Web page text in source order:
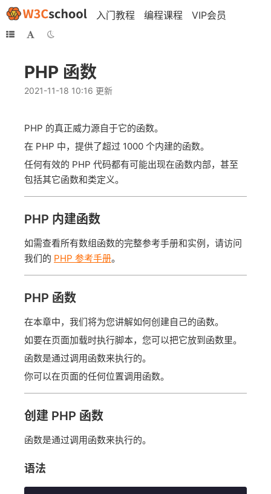
入门教程 编程课程 VIP会员
PHP 函数
2021-11-18 10:16 更新
PHP 的真正威力源自于它的函数。
在 PHP 中，提供了超过 1000 个内建的函数。
任何有效的 PHP 代码都有可能出现在函数内部，甚至
包括其它函数和类定义。
PHP 内建函数
如需查看所有数组函数的完整参考手册和实例，请访问
我们的 PHP 参考手册。
PHP 函数
在本章中，我们将为您讲解如何创建自己的函数。
如要在页面加载时执行脚本，您可以把它放到函数里。
函数是通过调用函数来执行的。
你可以在页面的任何位置调用函数。
创建 PHP 函数
函数是通过调用函数来执行的。
语法